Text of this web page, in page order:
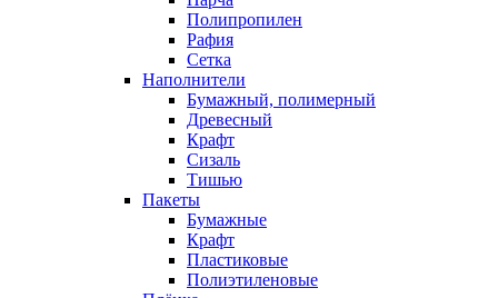
Полипропилен
Рафия
Сетка
Наполнители
Бумажный, полимерный
Древесный
Крафт
Сизаль
Тишью
Пакеты
Бумажные
Крафт
Пластиковые
Полиэтиленовые